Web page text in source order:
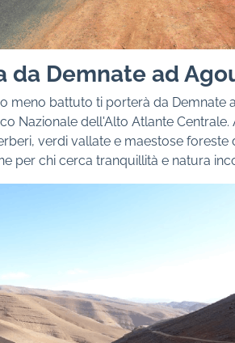
da Demnate ad
meno battuto ti porterà da Demnate
Nazionale dell'Alto Atlante Centrale.
verdi vallate e maestose foreste
per chi cerca tranquillità e natura